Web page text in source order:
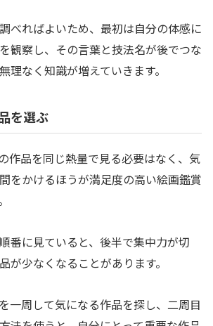
べればよいため、最初は自分の体感に
観察し、その言葉と技法名が後でつな
理なく知識が増えていきます。
を選ぶ
作品を同じ熱量で見る必要はなく、気
をかけるほうが満足度の高い絵画鑑賞
番に見ていると、後半で集中力が切
が少なくなることがあります。
一周して気になる作品を探し、二周目